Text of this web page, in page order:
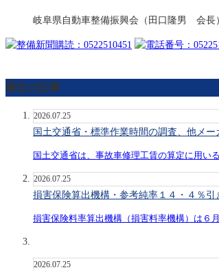
岐阜県自動車整備振興会（田口隆男 会長
最近の記事
2026.07.25
国土交通省・標準作業時間の調査、他メー
国土交通省は、事故車修理工賃の算定に用い
2026.07.25
損害保険算出機構・参考純率１４・４％引
損害保険料率算出機構（損害料率機構）は６
2026.07.25